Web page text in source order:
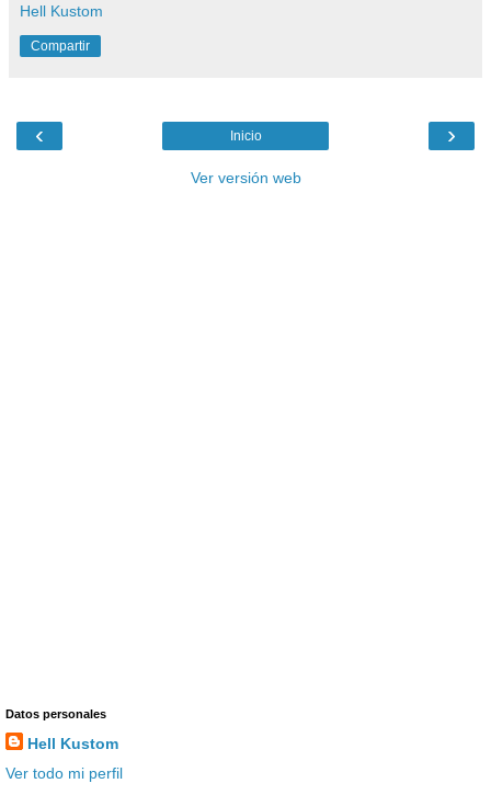
Hell Kustom
Compartir
‹ ›
Inicio
Ver versión web
Datos personales
Hell Kustom
Ver todo mi perfil